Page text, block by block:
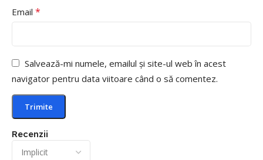
Recenzii
Email *
Salvează-mi numele, emailul și site-ul web în acest
navigator pentru data viitoare când o să comentez.